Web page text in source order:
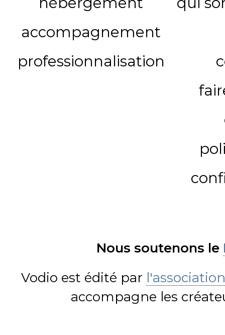
accompagnement
professionnalisation